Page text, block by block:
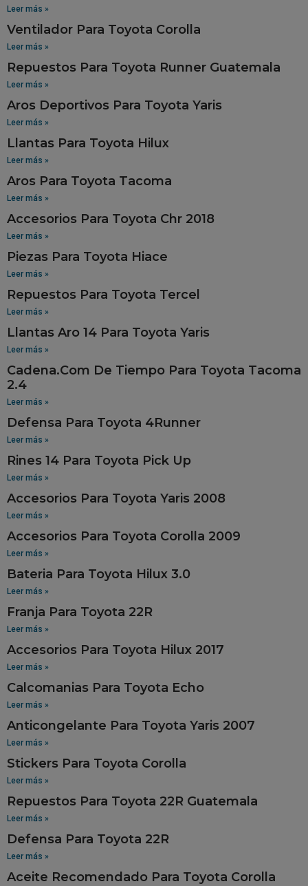
Leer más »
Ventilador Para Toyota Corolla
Leer más »
Repuestos Para Toyota Runner Guatemala
Leer más »
Aros Deportivos Para Toyota Yaris
Leer más »
Llantas Para Toyota Hilux
Leer más »
Aros Para Toyota Tacoma
Leer más »
Accesorios Para Toyota Chr 2018
Leer más »
Piezas Para Toyota Hiace
Leer más »
Repuestos Para Toyota Tercel
Leer más »
Llantas Aro 14 Para Toyota Yaris
Leer más »
Cadena.Com De Tiempo Para Toyota Tacoma
2.4
Leer más »
Defensa Para Toyota 4Runner
Leer más »
Rines 14 Para Toyota Pick Up
Leer más »
Accesorios Para Toyota Yaris 2008
Leer más »
Accesorios Para Toyota Corolla 2009
Leer más »
Bateria Para Toyota Hilux 3.0
Leer más »
Franja Para Toyota 22R
Leer más »
Accesorios Para Toyota Hilux 2017
Leer más »
Calcomanias Para Toyota Echo
Leer más »
Anticongelante Para Toyota Yaris 2007
Leer más »
Stickers Para Toyota Corolla
Leer más »
Repuestos Para Toyota 22R Guatemala
Leer más »
Defensa Para Toyota 22R
Leer más »
Aceite Recomendado Para Toyota Corolla